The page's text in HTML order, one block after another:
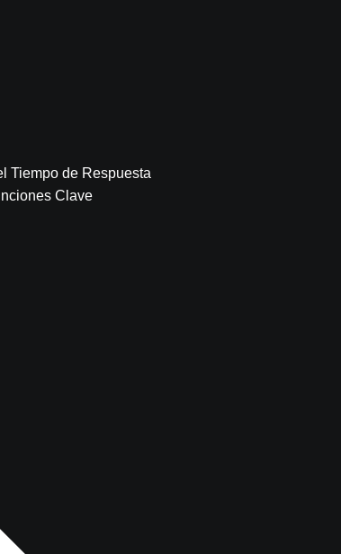
Tiempo de Respuesta
Clave